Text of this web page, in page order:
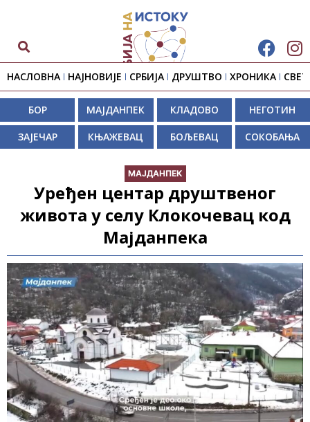
НАСЛОВНА НАЈНОВИЈЕ СРБИЈА ДРУШТВО ХРОНИКА СВЕТ
БОР МАЈДАНПЕК КЛАДОВО НЕГОТИН
ЗАЈЕЧАР КЊАЖЕВАЦ БОЉЕВАЦ СОКОБАЊА
МАЈДАНПЕК
Уређен центар друштвеног
живота у селу Клокочевац код
Мајданпека